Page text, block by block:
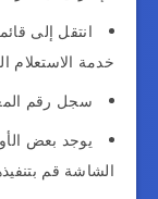
انتقل إلى
خدمة الاستعلام
سجل رقم
يوجد بعض
الشاشة قم